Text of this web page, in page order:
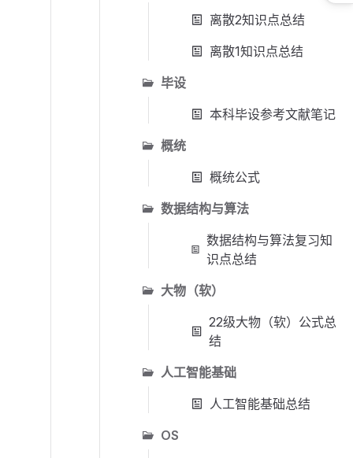
离散2知识点总结
离散1知识点总结
毕设
本科毕设参考文献笔记
概统
概统公式
数据结构与算法
数据结构与算法复习知
识点总结
大物（软）
22级大物（软）公式总
结
人工智能基础
人工智能基础总结
OS